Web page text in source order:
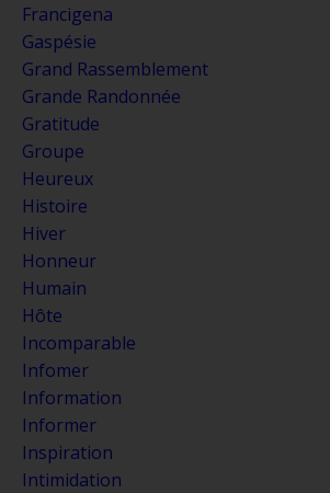
Francigena
Gaspésie
Grand Rassemblement
Grande Randonnée
Gratitude
Groupe
Heureux
Histoire
Hiver
Honneur
Humain
Hôte
Incomparable
Infomer
Information
Informer
Inspiration
Intimidation